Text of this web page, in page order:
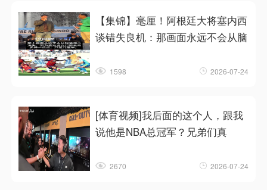
【集锦】毫厘！阿根廷大将塞内西
谈错失良机：那画面永远不会从脑
1598 2026-07-24
[体育视频]我后面的这个人，跟我
说他是NBA总冠军？兄弟们真
2670 2026-07-24